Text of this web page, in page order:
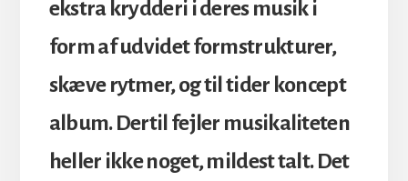
ekstra krydderi i deres musik i
form af udvidet formstrukturer,
skæve rytmer, og til tider koncept
album. Dertil fejler musikaliteten
heller ikke noget, mildest talt. Det